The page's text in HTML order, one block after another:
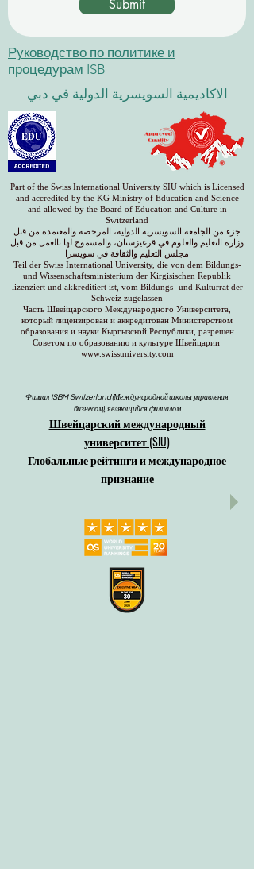
Submit
Руководство по политике и
процедурам ISB
الاكاديمية السويسرية الدولية في دبي
Part of the Swiss International University SIU which is Licensed
and accredited by the KG Ministry of Education and Science
and allowed by the Board of Education and Culture in
Switzerland
جزء من الجامعة السويسرية الدولية، المرخصة والمعتمدة من قبل
وزارة التعليم والعلوم في قرغيزستان، والمسموح لها بالعمل من قبل
مجلس التعليم والثقافة في سويسرا
Teil der Swiss International University, die von dem Bildungs-
und Wissenschaftsministerium der Kirgisischen Republik
lizenziert und akkreditiert ist, vom Bildungs- und Kulturrat der
Schweiz zugelassen
Часть Швейцарского Международного Университета,
который лицензирован и аккредитован Министерством
образования и науки Кыргызской Республики, разрешен
Советом по образованию и культуре Швейцарии
www.swissuniversity.com
Филиал ISBM Switzerland (Международной школы управления
бизнесом), являющийся филиалом
Швейцарский международный
университет (SIU)
Глобальные рейтинги и международное
признание